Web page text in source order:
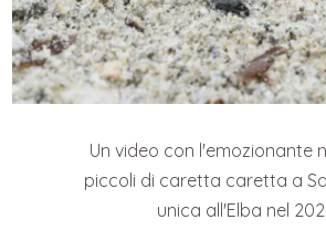
Un video con l'emozionante
piccoli di caretta caretta a
unica all'Elba nel